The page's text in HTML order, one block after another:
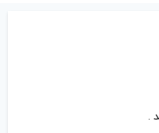
.